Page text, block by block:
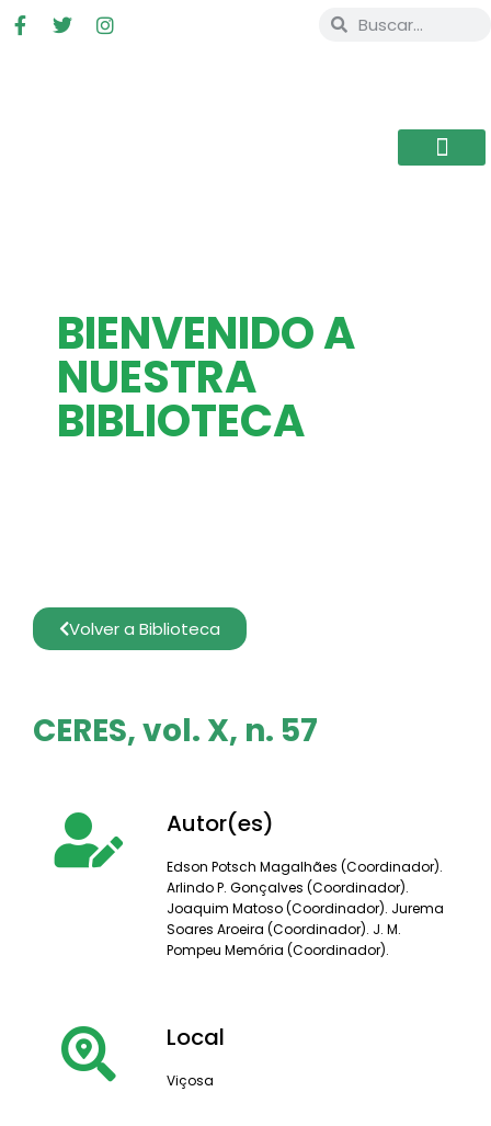
BIENVENIDO A
NUESTRA
BIBLIOTECA
Volver a Biblioteca
CERES, vol. X, n. 57
Autor(es)
Edson Potsch Magalhães (Coordinador).
Arlindo P. Gonçalves (Coordinador).
Joaquim Matoso (Coordinador). Jurema
Soares Aroeira (Coordinador). J. M.
Pompeu Memória (Coordinador).
Local
Viçosa